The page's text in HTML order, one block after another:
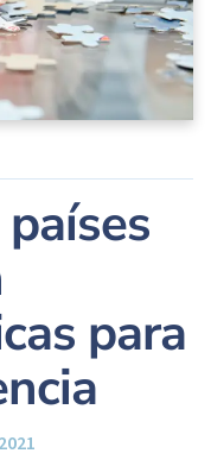
para